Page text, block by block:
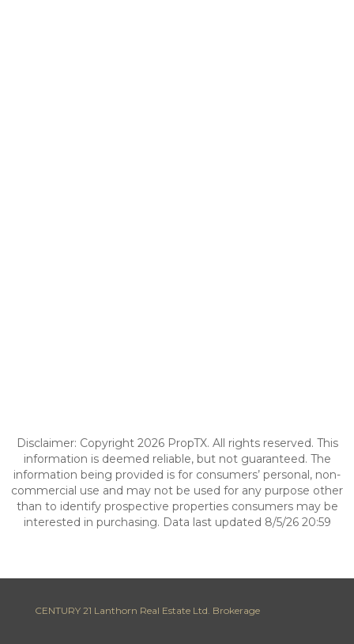
Disclaimer: Copyright 2026 PropTX. All rights reserved. This
information is deemed reliable, but not guaranteed. The
information being provided is for consumers’ personal, non-
commercial use and may not be used for any purpose other
than to identify prospective properties consumers may be
interested in purchasing. Data last updated 8/5/26 20:59
CENTURY 21 Lanthorn Real Estate Ltd. Brokerage